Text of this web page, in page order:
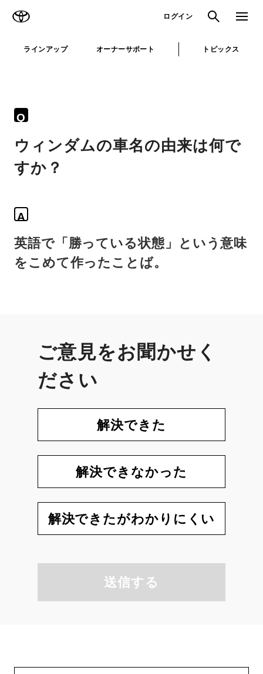
ログイン 検索 メニュ
ラインアップ オーナーサポート トピックス
Q
ウィンダムの車名の由来は何で
すか？
A
英語で「勝っている状態」という意味
をこめて作ったことば。
ご意見をお聞かせく
ださい
解決できた
解決できなかった
解決できたがわかりにくい
送信する